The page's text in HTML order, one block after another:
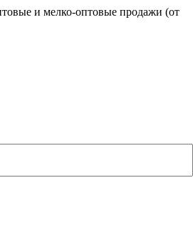
и мелко-оптовые продажи (от